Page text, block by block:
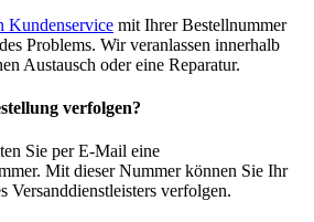
Kundenservice mit Ihrer Bestellnummer
Problems. Wir veranlassen innerhalb
Austausch oder eine Reparatur.
verfolgen?
Sie per E-Mail eine
Mit dieser Nummer können Sie Ihr
Versanddienstleisters verfolgen.